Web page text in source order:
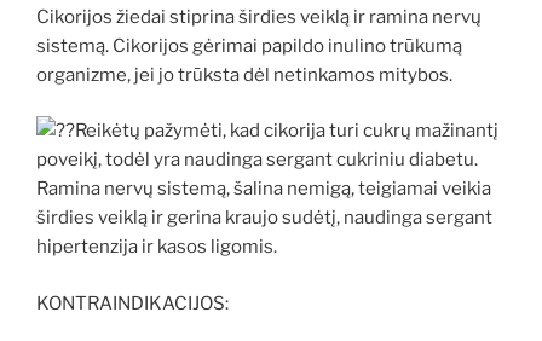
Cikorijos žiedai stiprina širdies veiklą ir ramina nervų
sistemą. Cikorijos gėrimai papildo inulino trūkumą
organizme, jei jo trūksta dėl netinkamos mitybos.
Reikėtų pažymėti, kad cikorija turi cukrų mažinantį
poveikį, todėl yra naudinga sergant cukriniu diabetu.
Ramina nervų sistemą, šalina nemigą, teigiamai veikia
širdies veiklą ir gerina kraujo sudėtį, naudinga sergant
hipertenzija ir kasos ligomis.
KONTRAINDIKACIJOS: